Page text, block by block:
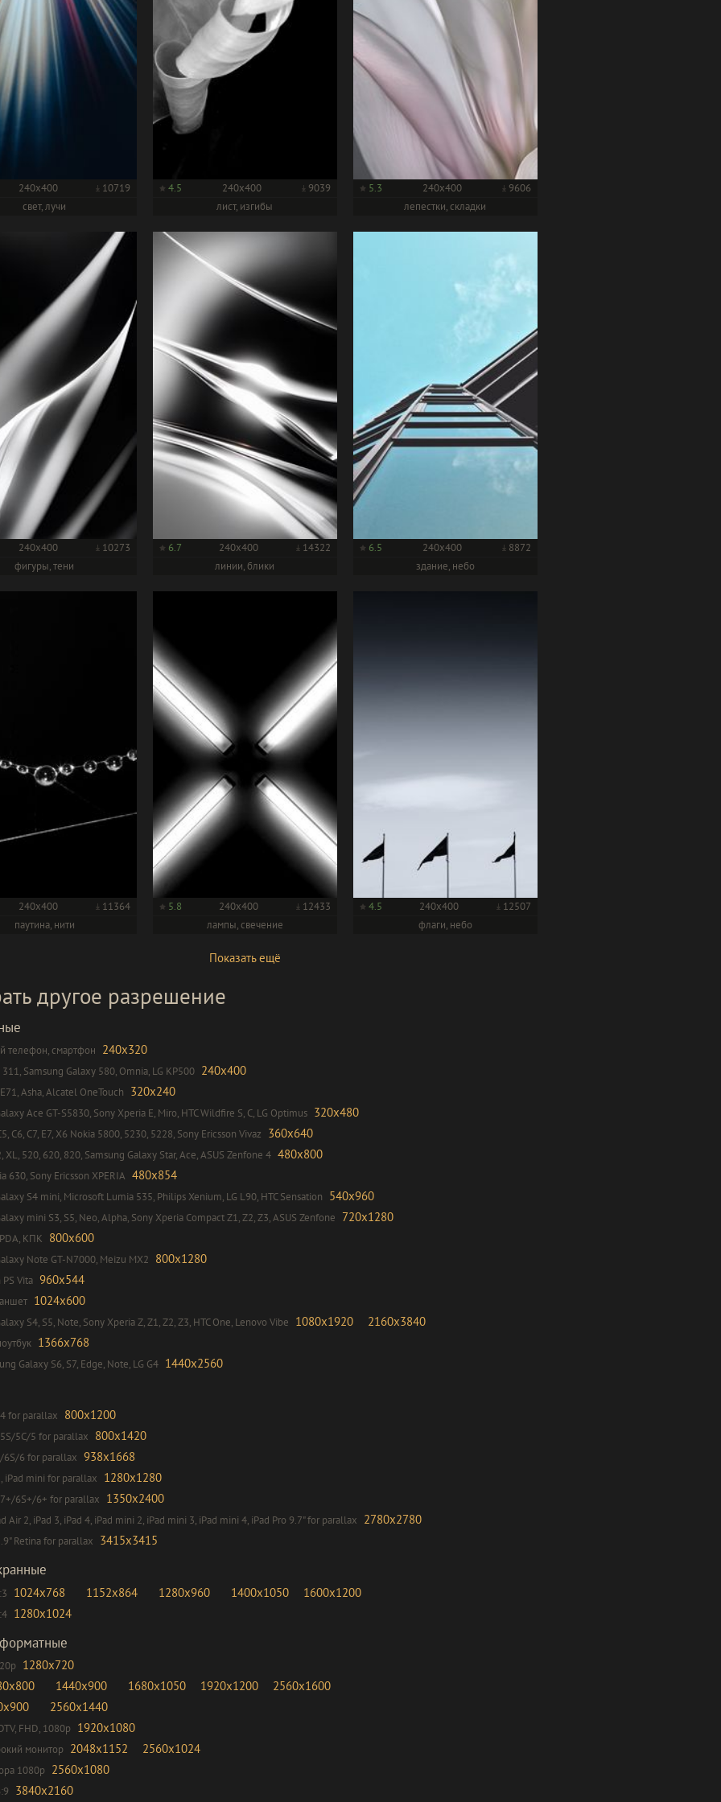
240x400
10719
свет, лучи
4.5 240x400
9039
лист, изгибы
5.3 240x400
9606
лепестки, складки
240x400
10273
фигуры, тени
6.7 240x400
14322
линии, блики
6.5 240x400
8872
здание, небо
240x400
11364
паутина, нити
5.8 240x400
12433
лампы, свечение
4.5 240x400
12507
флаги, небо
Показать ещё
другое разрешение
телефон, смартфон 240x320
Samsung Galaxy 580, Omnia, LG KP500 240x400
Asha, Alcatel OneTouch 320x240
Ace GT-S5830, Sony Xperia E, Miro, HTC Wildfire S, C, LG Optimus 320x480
C6, C7, E7, X6 Nokia 5800, 5230, 5228, Sony Ericsson Vivaz 360x640
XL, 520, 620, 820, Samsung Galaxy Star, Ace, ASUS Zenfone 4 480x800
630, Sony Ericsson XPERIA 480x854
S4 mini, Microsoft Lumia 535, Philips Xenium, LG L90, HTC Sensation 540x960
mini S3, S5, Neo, Alpha, Sony Xperia Compact Z1, Z2, Z3, ASUS Zenfone 720x1280
КПК 800x600
Note GT-N7000, Meizu MX2 800x1280
Vita 960x544
1024x600
S4, S5, Note, Sony Xperia Z, Z1, Z2, Z3, HTC One, Lenovo Vibe 1080x1920 2160x3840
1366x768
Galaxy S6, S7, Edge, Note, LG G4 1440x2560
for parallax 800x1200
5C/5 for parallax 800x1420
6 for parallax 938x1668
iPad mini for parallax 1280x1280
6S+/6+ for parallax 1350x2400
Air 2, iPad 3, iPad 4, iPad mini 2, iPad mini 3, iPad mini 4, iPad Pro 9.7" for parallax 2780x2780
Retina for parallax 3415x3415
1024x768 1152x864 1280x960 1400x1050 1600x1200
1280x1024
1280x720
1440x900 1680x1050 1920x1200
2560x1600
2560x1440
FHD, 1080p 1920x1080
монитор 2048x1152 2560x1024
1080p 2560x1080
3840x2160